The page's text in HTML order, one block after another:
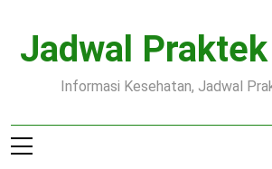
content
Jadwal
Informasi Kesehatan, Jadwal